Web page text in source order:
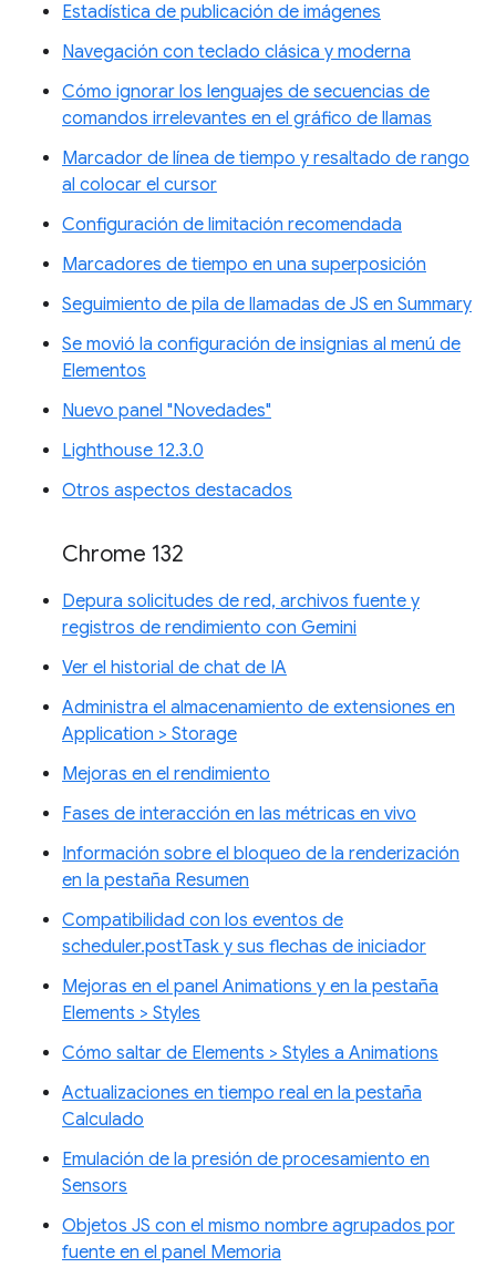
Estadística de publicación de imágenes
Navegación con teclado clásica y moderna
Cómo ignorar los lenguajes de secuencias de
comandos irrelevantes en el gráfico de llamas
Marcador de línea de tiempo y resaltado de rango
al colocar el cursor
Configuración de limitación recomendada
Marcadores de tiempo en una superposición
Seguimiento de pila de llamadas de JS en Summary
Se movió la configuración de insignias al menú de
Elementos
Nuevo panel "Novedades"
Lighthouse 12.3.0
Otros aspectos destacados
Chrome 132
Depura solicitudes de red, archivos fuente y
registros de rendimiento con Gemini
Ver el historial de chat de IA
Administra el almacenamiento de extensiones en
Application > Storage
Mejoras en el rendimiento
Fases de interacción en las métricas en vivo
Información sobre el bloqueo de la renderización
en la pestaña Resumen
Compatibilidad con los eventos de
scheduler.postTask y sus flechas de iniciador
Mejoras en el panel Animations y en la pestaña
Elements > Styles
Cómo saltar de Elements > Styles a Animations
Actualizaciones en tiempo real en la pestaña
Calculado
Emulación de la presión de procesamiento en
Sensors
Objetos JS con el mismo nombre agrupados por
fuente en el panel Memoria